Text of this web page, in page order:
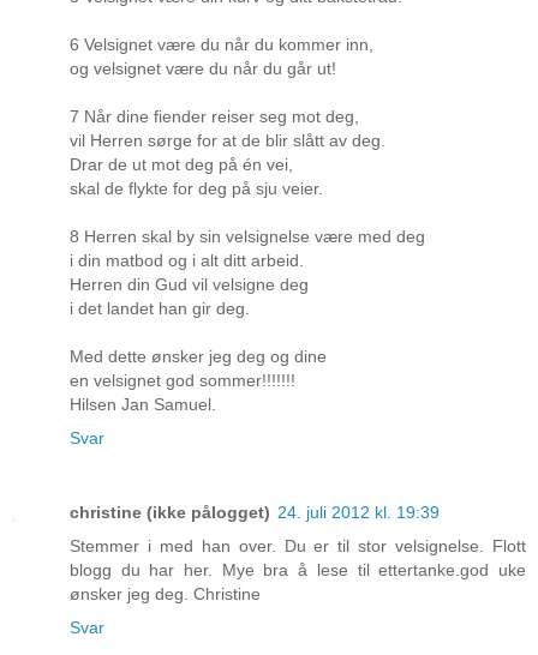
6 Velsignet være du når du kommer inn,
og velsignet være du når du går ut!
7 Når dine fiender reiser seg mot deg,
vil Herren sørge for at de blir slått av deg.
Drar de ut mot deg på én vei,
skal de flykte for deg på sju veier.
8 Herren skal by sin velsignelse være med deg
i din matbod og i alt ditt arbeid.
Herren din Gud vil velsigne deg
i det landet han gir deg.
Med dette ønsker jeg deg og dine
en velsignet god sommer!!!!!!!
Hilsen Jan Samuel.
Svar
christine (ikke pålogget) 24. juli 2012 kl. 19:39
Stemmer i med han over. Du er til stor velsignelse. Flott
blogg du har her. Mye bra å lese til ettertanke.god uke
ønsker jeg deg. Christine
Svar